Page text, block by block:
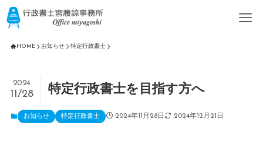
HOME お知らせ 特定行政書士
特定行政書士を目指す方へ
2024
11/28
お知らせ 特定行政書士 2024年11月28日 2024年12月21日